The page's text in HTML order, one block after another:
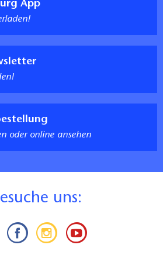
schmalsten aller sonstigen zu
Durchgänge: >150 cm
es einen breiteren barrierefreien
einer Tübreite von >150 cm und
angefordert werden kann.
ist stufenlos über ein
App
oder online ansehen
esuche uns: